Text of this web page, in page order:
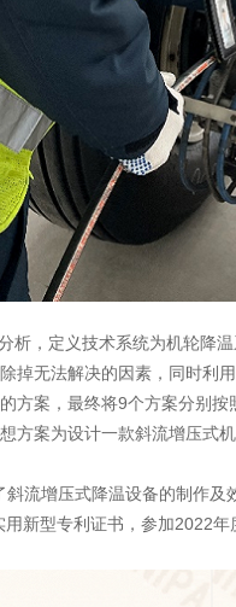
，定义技术系统为机轮降
掉无法解决的因素，同时利
方案，最终将9个方案分别
方案为设计一款斜流增压式
流增压式降温设备的制作及
新型专利证书，参加2022